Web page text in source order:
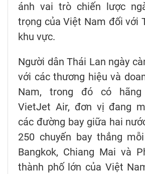
ánh vai trò chiến lược
trọng của Việt Nam đối với
khu vực.
Người dân Thái Lan ngày
với các thương hiệu và
Nam, trong đó có hãng
VietJet Air, đơn vị đang
các đường bay giữa hai
250 chuyến bay thẳng
Bangkok, Chiang Mai và
thành phố lớn của Việt